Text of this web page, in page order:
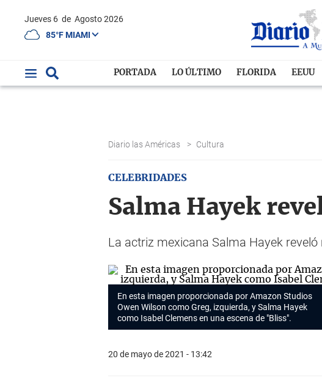
Jueves 6 de Agosto 2026
85°F MIAMI
PORTADA LO ÚLTIMO FLORIDA EEUU
Diario las Américas > Cultura
CELEBRIDADES
Salma Hayek
La actriz mexicana Salma Hayek
En esta imagen proporcionada por Amazon Studios
Owen Wilson como Greg, izquierda, y Salma Hayek
como Isabel Clemens en una escena de "Bliss".
20 de mayo de 2021 - 13:42